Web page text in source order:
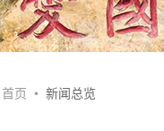
首页 • 新闻总览